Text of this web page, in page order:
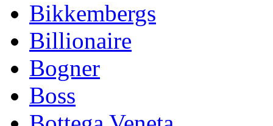
Bikkembergs
Billionaire
Bogner
Boss